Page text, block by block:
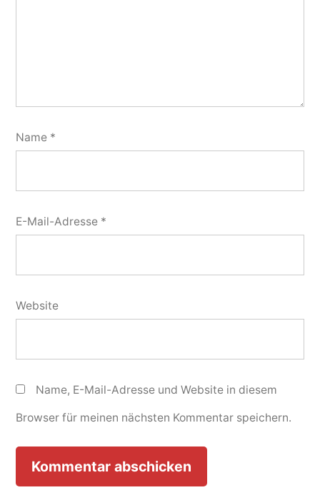
Name *
E-Mail-Adresse *
Website
Name, E-Mail-Adresse und Website in diesem
Browser für meinen nächsten Kommentar speichern.